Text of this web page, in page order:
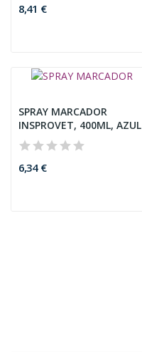
8,41 €
SPRAY MARCADOR
INSPROVET, 400ML, AZUL
6,34 €